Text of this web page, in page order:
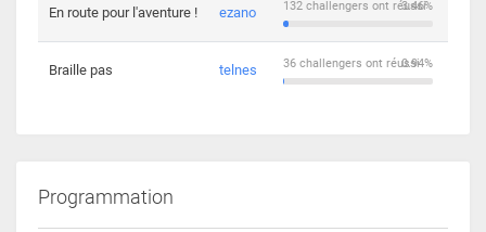
En route pour l'aventure ! ezano 3.46%
132 challengers ont réussi
Braille pas telnes 0.94%
36 challengers ont réussi
Programmation